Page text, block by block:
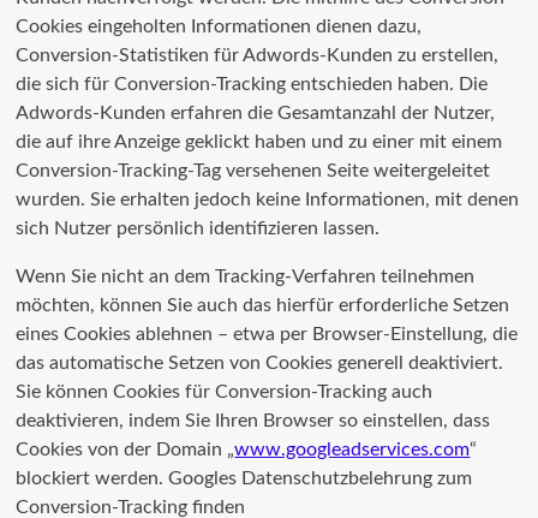
Cookies eingeholten Informationen dienen dazu,
Conversion-Statistiken für Adwords-Kunden zu erstellen,
die sich für Conversion-Tracking entschieden haben. Die
Adwords-Kunden erfahren die Gesamtanzahl der Nutzer,
die auf ihre Anzeige geklickt haben und zu einer mit einem
Conversion-Tracking-Tag versehenen Seite weitergeleitet
wurden. Sie erhalten jedoch keine Informationen, mit denen
sich Nutzer persönlich identifizieren lassen.
Wenn Sie nicht an dem Tracking-Verfahren teilnehmen
möchten, können Sie auch das hierfür erforderliche Setzen
eines Cookies ablehnen – etwa per Browser-Einstellung, die
das automatische Setzen von Cookies generell deaktiviert.
Sie können Cookies für Conversion-Tracking auch
deaktivieren, indem Sie Ihren Browser so einstellen, dass
Cookies von der Domain „www.googleadservices.com“
blockiert werden. Googles Datenschutzbelehrung zum
Conversion-Tracking finden